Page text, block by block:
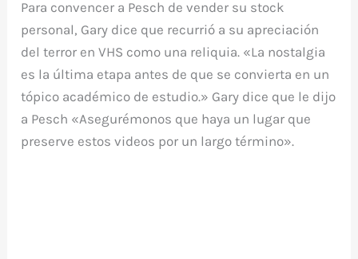
Para convencer a Pesch de vender su stock
personal, Gary dice que recurrió a su apreciación
del terror en VHS como una reliquia. «La nostalgia
es la última etapa antes de que se convierta en un
tópico académico de estudio.» Gary dice que le dijo
a Pesch «Asegurémonos que haya un lugar que
preserve estos videos por un largo término».